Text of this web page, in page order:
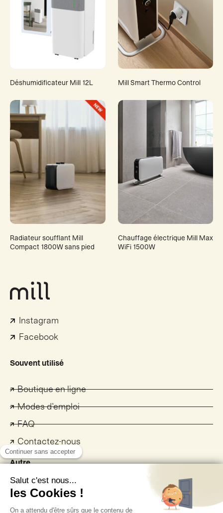
Déshumidificateur Mill 12L Mill Smart Thermo Control
Radiateur soufflant Mill
Compact 1800W sans pied
Chauffage électrique Mill Max
WiFi 1500W
Instagram
Facebook
Souvent utilisé
Boutique en ligne
Modes d’emploi
FAQ
Contactez-nous
Autre
Politique de confidentialité
Politique des cookies